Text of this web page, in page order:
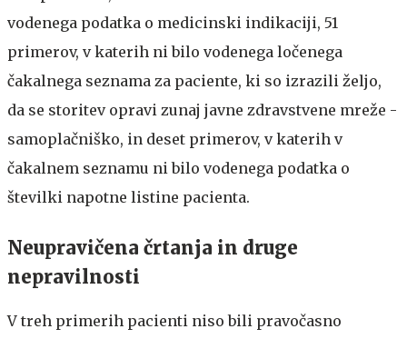
vodenega podatka o medicinski indikaciji, 51
primerov, v katerih ni bilo vodenega ločenega
čakalnega seznama za paciente, ki so izrazili željo,
da se storitev opravi zunaj javne zdravstvene mreže -
samoplačniško, in deset primerov, v katerih v
čakalnem seznamu ni bilo vodenega podatka o
številki napotne listine pacienta.
Neupravičena črtanja in druge
nepravilnosti
V treh primerih pacienti niso bili pravočasno